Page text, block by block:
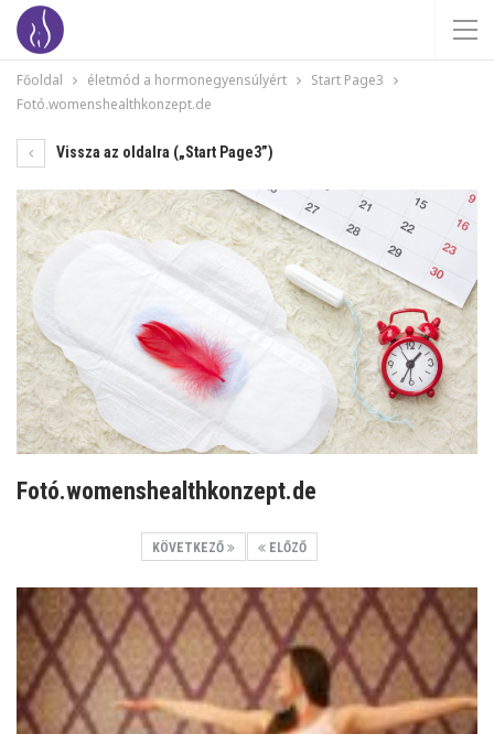
Főoldal életmód a hormonegyensúlyért
Start Page3
Fotó.womenshealthkonzept.de
Vissza az oldalra („Start Page3”)
Fotó.womenshealthkonzept.de
KÖVETKEZŐ ELŐZŐ